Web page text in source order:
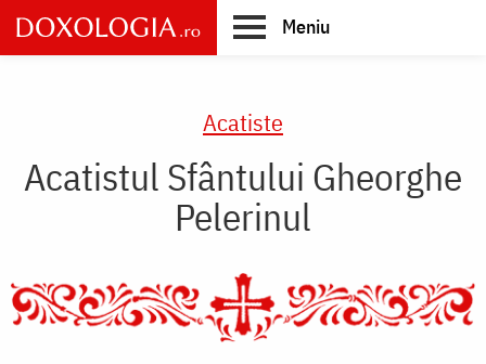
Skip
to
main
Meniu
Acatiste
Acatistul Sfântului Gheorghe
Pelerinul